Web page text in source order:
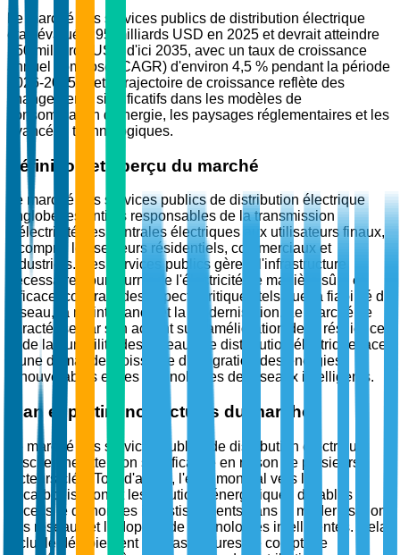
Le marché des services publics de distribution électrique
était évalué à 95 milliards USD en 2025 et devrait atteindre
150 milliards USD d'ici 2035, avec un taux de croissance
annuel composé (CAGR) d'environ 4,5 % pendant la période
2026-2035. Cette trajectoire de croissance reflète des
changements significatifs dans les modèles de
consommation d'énergie, les paysages réglementaires et les
avancées technologiques.
Définition et aperçu du marché
Le marché des services publics de distribution électrique
englobe les entités responsables de la transmission
d'électricité des centrales électriques aux utilisateurs finaux,
y compris les secteurs résidentiels, commerciaux et
industriels. Ces services publics gèrent l'infrastructure
nécessaire pour fournir de l'électricité de manière sûre et
efficace, couvrant des aspects critiques tels que la fiabilité du
réseau, la maintenance et la modernisation. Le marché se
caractérise par son accent sur l'amélioration de la résilience
et de la durabilité des réseaux de distribution électrique face
à une demande croissante d'intégration des énergies
renouvelables et des technologies de réseaux intelligents.
Élan et pertinence actuels du marché
Le marché des services publics de distribution électrique
suscite une attention significative en raison de plusieurs
facteurs clés. Tout d'abord, l'élan mondial vers la
décarbonisation et les solutions énergétiques durables a
nécessité d'énormes investissements dans la modernisation
des réseaux et l'adoption de technologies intelligentes. Cela
inclut le déploiement d'infrastructures de comptage